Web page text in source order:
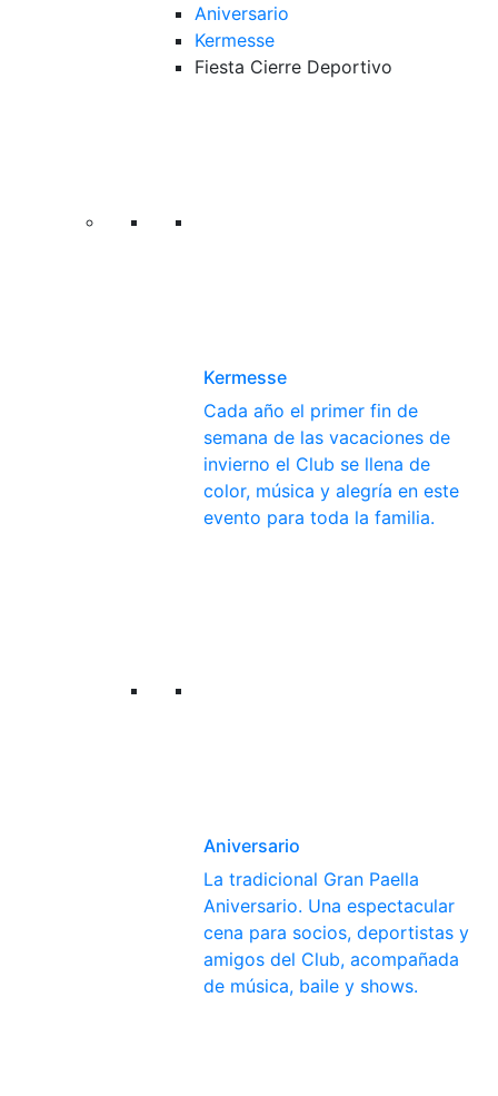
Aniversario
Kermesse
Fiesta Cierre Deportivo
Kermesse
Cada año el primer fin de
semana de las vacaciones de
invierno el Club se llena de
color, música y alegría en este
evento para toda la familia.
Aniversario
La tradicional Gran Paella
Aniversario. Una espectacular
cena para socios, deportistas y
amigos del Club, acompañada
de música, baile y shows.